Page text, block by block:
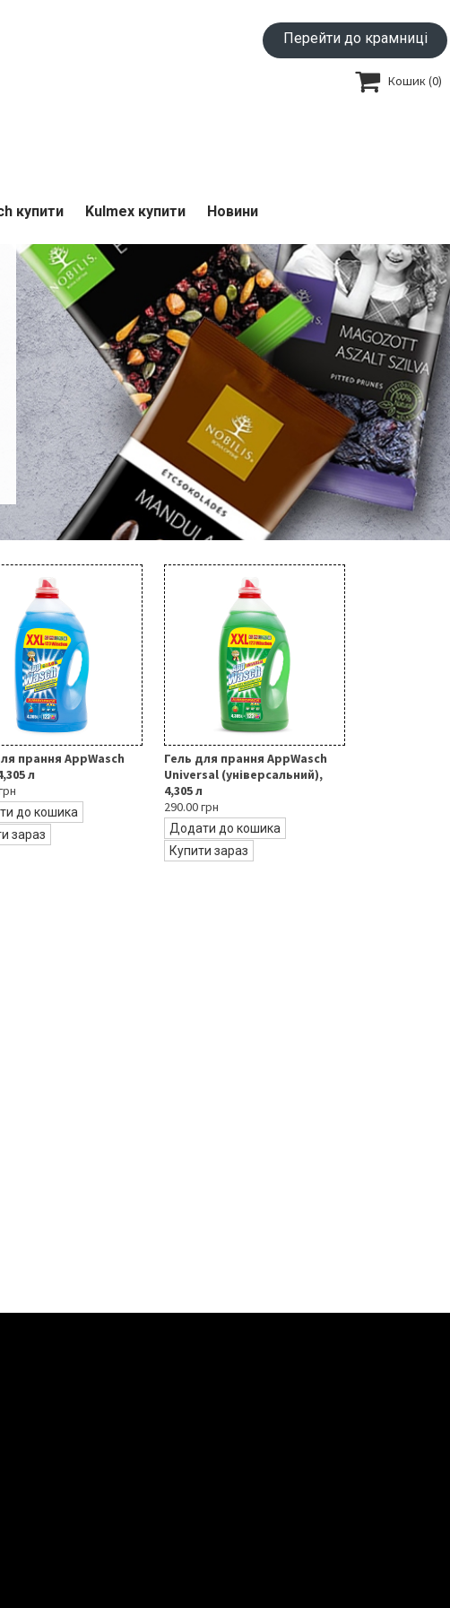
Перейти до крамниці
 Кошик(0)
купити Kulmex купити Новини
прання AppWasch
л
до кошика
зараз
Гель для прання AppWasch
Universal (універсальний),
4,305 л
290.00 грн
Додати до кошика
Купити зараз